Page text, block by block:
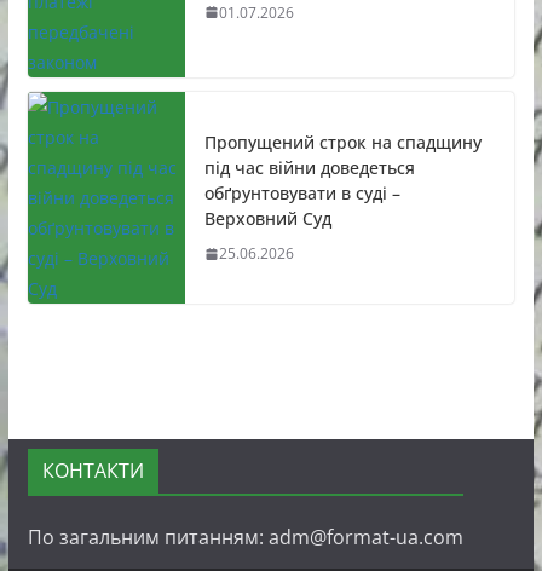
01.07.2026
Пропущений строк на спадщину
під час війни доведеться
обґрунтовувати в суді –
Верховний Суд
25.06.2026
КОНТАКТИ
По загальним питанням: adm@format-ua.com